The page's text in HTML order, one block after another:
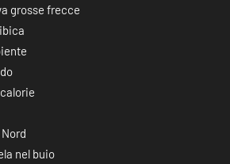
grosse frecce
nel buio